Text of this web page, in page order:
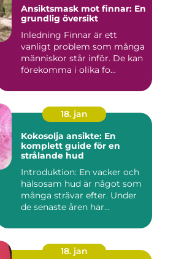
Ansiktsmask mot finnar: En
grundlig översikt
Inledning Finnar är ett
vanligt problem som många
människor står inför. De kan
förekomma i olika fo...
18. jan
Kokosolja ansikte: En
komplett guide för en
strålande hud
Introduktion: En vacker och
hälsosam hud är något som
många strävar efter. Under
de senaste åren har...
18. jan